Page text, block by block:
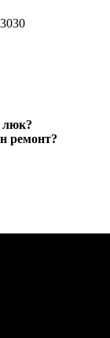
люк?
ремонт?